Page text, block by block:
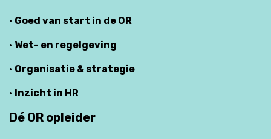
· Goed van start in de OR
· Wet- en regelgeving
· Organisatie & strategie
· Inzicht in HR
Dé OR opleider